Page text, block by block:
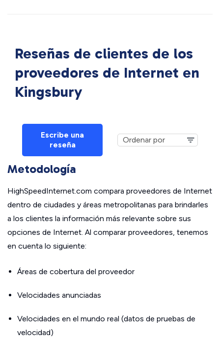
Reseñas de clientes de los
proveedores de Internet en
Kingsbury
Escribe una
reseña
Metodología
HighSpeedInternet.com compara proveedores de Internet
dentro de ciudades y áreas metropolitanas para brindarles
a los clientes la información más relevante sobre sus
opciones de Internet. Al comparar proveedores, tenemos
en cuenta lo siguiente:
Áreas de cobertura del proveedor
Velocidades anunciadas
Velocidades en el mundo real (datos de pruebas de
velocidad)